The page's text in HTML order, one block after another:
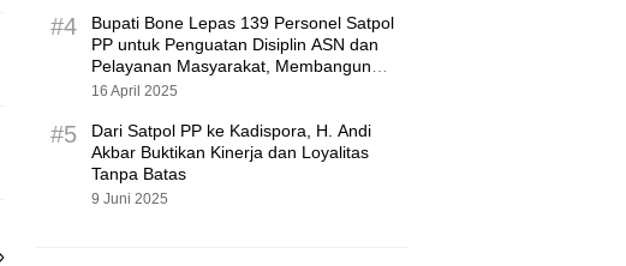
#4
Bupati Bone Lepas 139 Personel Satpol
PP untuk Penguatan Disiplin ASN dan
Pelayanan Masyarakat, Membangun
Pemerintahan yang Tertib dan Melayani
16 April 2025
#5
Dari Satpol PP ke Kadispora, H. Andi
Akbar Buktikan Kinerja dan Loyalitas
Tanpa Batas
9 Juni 2025